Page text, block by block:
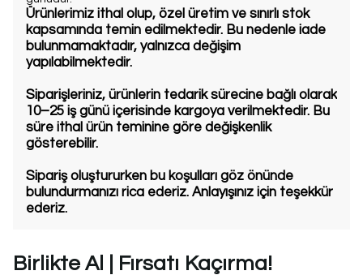
Ürünlerimiz ithal olup, özel üretim ve sınırlı stok
kapsamında temin edilmektedir. Bu nedenle iade
bulunmamaktadır, yalnızca değişim
yapılabilmektedir.
Siparişleriniz, ürünlerin tedarik sürecine bağlı olarak
10–25 iş günü içerisinde kargoya verilmektedir. Bu
süre ithal ürün teminine göre değişkenlik
gösterebilir.
Sipariş oluştururken bu koşulları göz önünde
bulundurmanızı rica ederiz. Anlayışınız için teşekkür
ederiz.
Birlikte Al | Fırsatı Kaçırma!